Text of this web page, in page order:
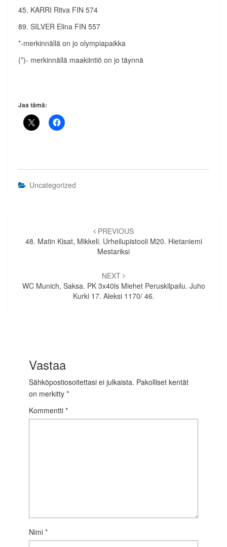
45. KARRI Ritva FIN 574
89. SILVER Elina FIN 557
*-merkinnällä on jo olympiapaikka
(*)- merkinnällä maakiintiö on jo täynnä
Jaa tämä:
Uncategorized
selaus
PREVIOUS
48. Matin Kisat, Mikkeli. Urheilupistooli M20. Hietaniemi
Mestariksi
NEXT
WC Munich, Saksa. PK 3x40ls Miehet Peruskilpailu. Juho
Kurki 17. Aleksi 1170/ 46.
Vastaa
Sähköpostiosoitettasi ei julkaista. Pakolliset kentät
on merkitty *
Kommentti *
Nimi *